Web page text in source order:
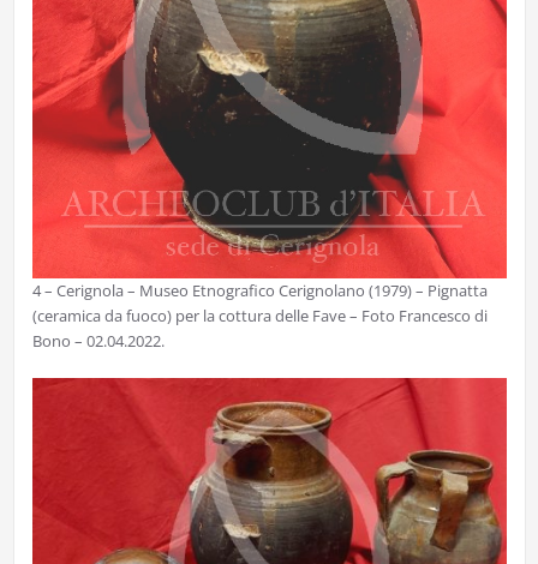
4 – Cerignola – Museo Etnografico Cerignolano (1979) – Pignatta
(ceramica da fuoco) per la cottura delle Fave – Foto Francesco di
Bono – 02.04.2022.